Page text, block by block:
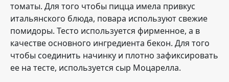
томаты. Для того чтобы пицца имела привкус
итальянского блюда, повара используют свежие
помидоры. Тесто используется фирменное, а в
качестве основного ингредиента бекон. Для того
чтобы соединить начинку и плотно зафиксировать
ее на тесте, используется сыр Моцарелла.